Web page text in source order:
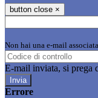
button close ×
Non hai una e-mail
E-mail inviata, si prega
Errore